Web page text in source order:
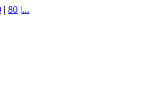
| 80 |...